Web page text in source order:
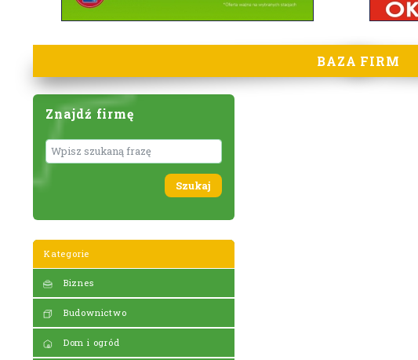
BAZA FIRM
Znajdź firmę
Wyszukaj
Kategorie
Biznes
Budownictwo
Dom i ogród